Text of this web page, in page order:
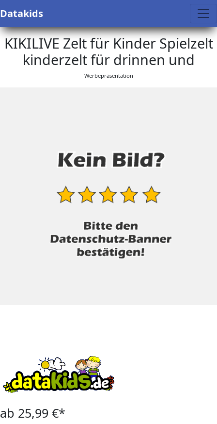
Datakids
KIKILIVE Zelt für Kinder Spielzelt
kinderzelt für drinnen und
Werbepräsentation
ab 25,99 €*